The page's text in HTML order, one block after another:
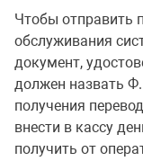
Чтобы отправить
обслуживания
документ,
должен назвать
получения
внести в кассу
получить от